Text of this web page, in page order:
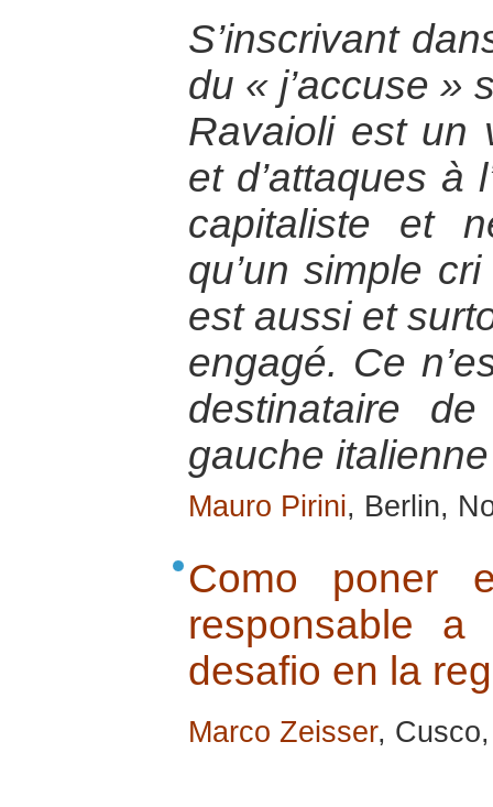
S’inscrivant
du « j’accuse »
Ravaioli est un
et d’attaques à
capitaliste et
qu’un simple
est aussi et
engagé. Ce
destinataire
gauche
Mauro Pirini, Berlin,
Como poner
responsable
desafio en la
Marco Zeisser,